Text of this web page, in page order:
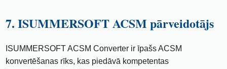
7. ISUMMERSOFT ACSM pārveidotājs
ISUMMERSOFT ACSM Converter ir īpašs ACSM
konvertēšanas rīks, kas piedāvā kompetentas